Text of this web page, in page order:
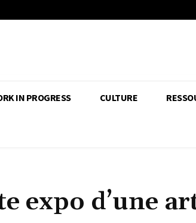
IN PROGRESS CULTURE
expo d’une